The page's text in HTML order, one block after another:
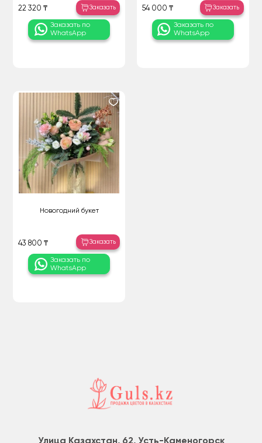
22 320 ₸ Заказать
Заказать по
WhatsApp
54 000 ₸ Заказать
Заказать по
WhatsApp
Новогодний букет
43 800 ₸ Заказать
Заказать по
WhatsApp